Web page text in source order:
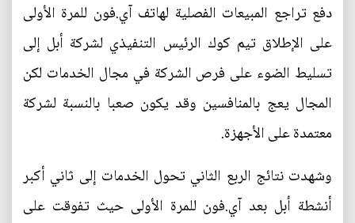
دفع تراجع المبيعات الفصلية لهاتف آي.فون للمرة الأولى
على الإطلاق تيم كوك الرئيس التنفيذي لشركة أبل إلى
تسليط الضوء على فرص الشركة في مجال الخدمات لكن
المجال يعج بالمنافسين وقد يكون صعبا بالنسبة لشركة
معتمدة على الأجهزة.
وشهدت نتائج الربع الثاني تحول الخدمات إلى ثاني أكبر
أنشطة أبل بعد آي.فون للمرة الأولى حيث تفوقت على